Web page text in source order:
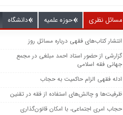
مسائل نظری حوزه علمیه دانشگاه
انتشار کتاب‌های فقهی درباره مسائل روز
گزارشی از حضور استاد احمد مبلغی در مجمع
جهانی فقه اسلامی
ادله فقهی الزام حاکمیت به حجاب
ظرفیت‌‌ها و چالش‌‌های استفاده از فقه در تقنین
حجاب امری اجتماعی، با امکان قانون‌گذاری